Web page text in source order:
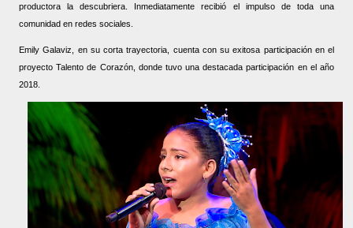
productora la descubriera. Inmediatamente recibió el impulso de toda una
comunidad en redes sociales.
Emily Galaviz, en su corta trayectoria, cuenta con su exitosa participación en el
proyecto Talento de Corazón, donde tuvo una destacada participación en el año
2018.